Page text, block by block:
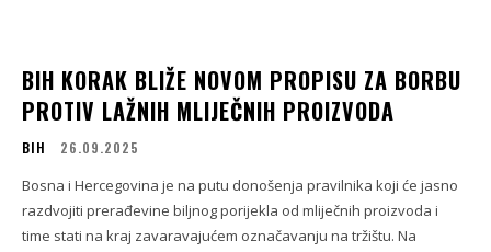
BIH KORAK BLIŽE NOVOM PROPISU ZA BORBU
PROTIV LAŽNIH MLIJEČNIH PROIZVODA
BIH 26.09.2025
Bosna i Hercegovina je na putu donošenja pravilnika koji će jasno
razdvojiti prerađevine biljnog porijekla od mliječnih proizvoda i
time stati na kraj zavaravajućem označavanju na tržištu. Na